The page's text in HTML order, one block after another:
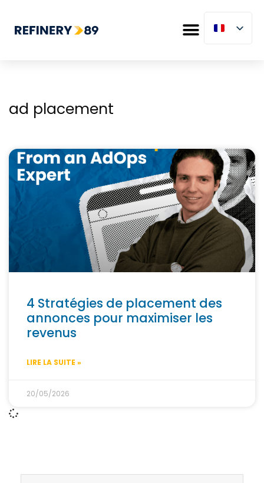
ad placement
4 Stratégies de placement des
annonces pour maximiser les
revenus
LIRE LA SUITE »
20/05/2026